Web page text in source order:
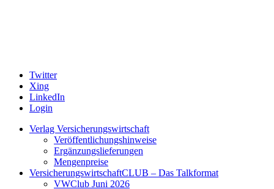
Twitter
Xing
LinkedIn
Login
Verlag Versicherungswirtschaft
Veröffentlichungshinweise
Ergänzungslieferungen
Mengenpreise
VersicherungswirtschaftCLUB – Das Talkformat
VWClub Juni 2026